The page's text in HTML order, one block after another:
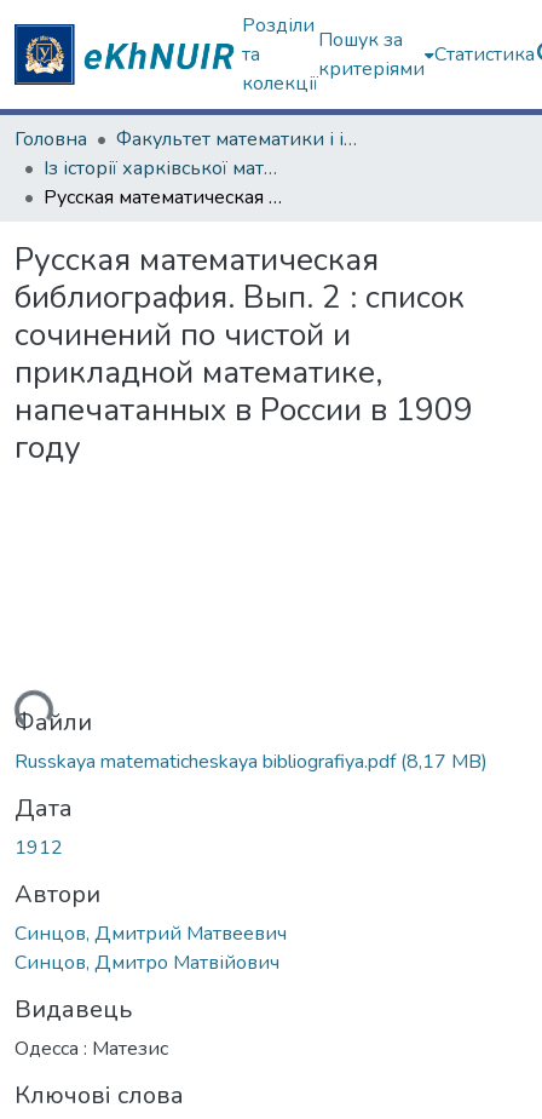
Розділи
та
колекції
Пошук за
критеріями
Статистика
Головна
Факультет математики і інформатики
Із історії харківської математичної школи
Русская математическая библиография. Вып. 2 : список сочинений по чистой и прикладной математике, напечатанных в России в 1909 году
Русская математическая
библиография. Вып. 2 : список
сочинений по чистой и
прикладной математике,
напечатанных в России в 1909
году
Файли
Russkaya matematicheskaya bibliografiya.pdf(8,17 MB)
Дата
1912
Автори
Синцов, Дмитрий Матвеевич
Синцов, Дмитро Матвійович
Видавець
Одесса : Матезис
Ключові слова